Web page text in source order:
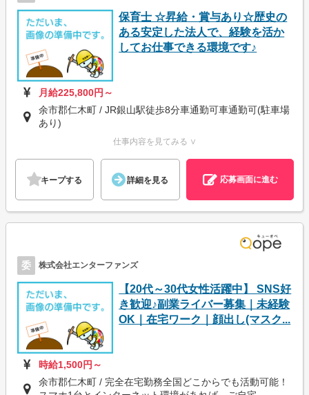
保育士 ☆昇給・賞与あり☆歴史の
ある安定した法人で、経験を活か
してお仕事できる環境です♪
月給225,800円～
余市郡仁木町 / JR銀山駅徒歩8分車通勤可車通勤可(駐車場
あり)
仕事内容を見てみる ∨
キープする 詳細を見る 応募画面に進む
委 株式会社エンターファンズ
【20代～30代女性活躍中】 SNS好
き歓迎♪副業ライバー募集｜未経験
OK｜在宅ワーク｜顔出し(マスク...
時給1,500円～
余市郡仁木町 / 完全在宅勤務全国どこからでも活動可能！